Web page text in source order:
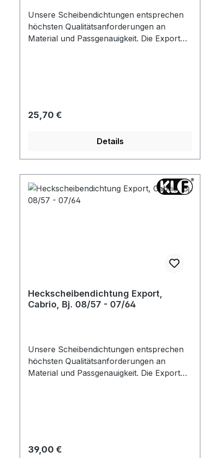
Unsere Scheibendichtungen entsprechen
höchsten Qualitätsanforderungen an
Material und Passgenauigkeit. Die Export
Regulärer Preis:
25,70 €
Details
Heckscheibendichtung Export,
Cabrio, Bj. 08/57 - 07/64
Unsere Scheibendichtungen entsprechen
höchsten Qualitätsanforderungen an
Material und Passgenauigkeit. Die Export
Regulärer Preis:
39,00 €